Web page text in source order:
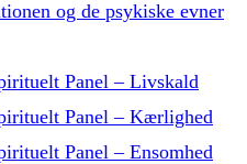
og de psykiske evner
Panel – Livskald
Panel – Kærlighed
Panel – Ensomhed